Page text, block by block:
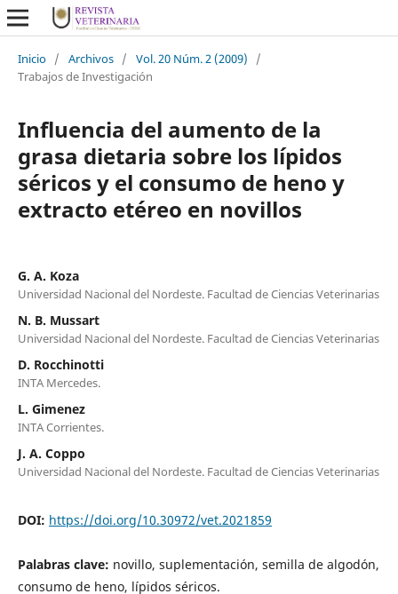
Inicio / Archivos / Vol. 20 Núm. 2 (2009)
/
Trabajos de Investigación
Influencia del aumento de la
grasa dietaria sobre los lípidos
séricos y el consumo de heno y
extracto etéreo en novillos
G. A. Koza
Universidad Nacional del Nordeste. Facultad de Ciencias Veterinarias
N. B. Mussart
Universidad Nacional del Nordeste. Facultad de Ciencias Veterinarias
D. Rocchinotti
INTA Mercedes.
L. Gimenez
INTA Corrientes.
J. A. Coppo
Universidad Nacional del Nordeste. Facultad de Ciencias Veterinarias
DOI: https://doi.org/10.30972/vet.2021859
Palabras clave: novillo, suplementación, semilla de algodón,
consumo de heno, lípidos séricos.